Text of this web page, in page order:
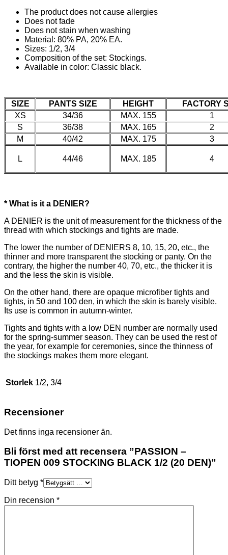
The product does not cause allergies
Does not fade
Does not stain when washing
Material: 80% PA, 20% EA.
Sizes: 1/2, 3/4
Composition of the set: Stockings.
Available in color: Classic black.
SIZE PANTS SIZE HEIGHT
FACTORY
XS
34/36 MAX. 155
1
S
36/38 MAX. 165
2
M
40/42 MAX. 175 3
L 44/46 MAX. 185 4
* What is it a DENIER?
A DENIER is the unit of measurement for the thickness of the
thread with which stockings and tights are made.
The lower the number of DENIERS 8, 10, 15, 20, etc., the
thinner and more transparent the stocking or panty. On the
contrary, the higher the number 40, 70, etc., the thicker it is
and the less the skin is visible.
On the other hand, there are opaque microfiber tights and
tights, in 50 and 100 den, in which the skin is barely visible.
Its use is common in autumn-winter.
Tights and tights with a low DEN number are normally used
for the spring-summer season. They can be used the rest of
the year, for example for ceremonies, since the thinness of
the stockings makes them more elegant.
Storlek 1/2, 3/4
Recensioner
Det finns inga recensioner än.
Bli först med att recensera ”PASSION –
TIOPEN 009 STOCKING BLACK 1/2 (20 DEN)”
Ditt betyg *
Din recension *